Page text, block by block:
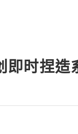
即时捏